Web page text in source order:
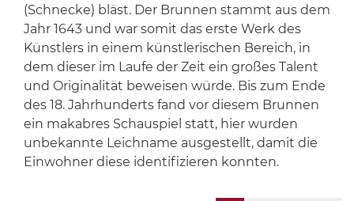
(Schnecke) bläst. Der Brunnen stammt aus dem
Jahr 1643 und war somit das erste Werk des
Künstlers in einem künstlerischen Bereich, in
dem dieser im Laufe der Zeit ein großes Talent
und Originalität beweisen würde. Bis zum Ende
des 18. Jahrhunderts fand vor diesem Brunnen
ein makabres Schauspiel statt, hier wurden
unbekannte Leichname ausgestellt, damit die
Einwohner diese identifizieren konnten.